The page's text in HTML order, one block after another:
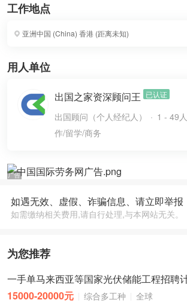
工作地点
亚洲中国 (China) 香港 (距离未知)
用人单位
出国之家资深顾问王 已认证
出国顾问（个人经纪人） 1 - 49人
作/留学/商务
如遇无效、虚假、诈骗信息、请立即举报
如需缴纳相关费用,请自行处理,与本网站无关。
为您推荐
一手单马来西亚等国家光伏储能工程招聘
15000-20000元 综合多工种
全球